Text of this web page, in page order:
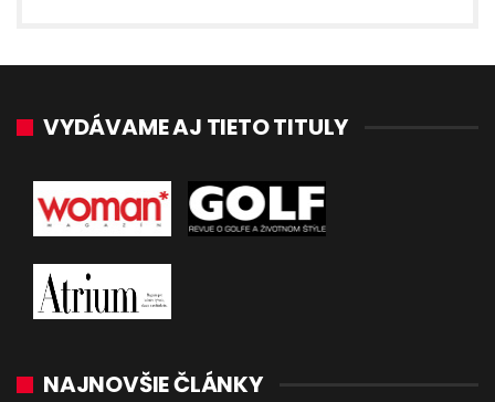
VYDÁVAME AJ TIETO TITULY
NAJNOVŠIE ČLÁNKY